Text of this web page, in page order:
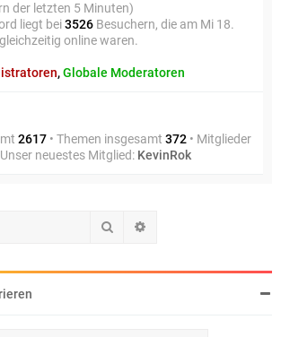
der letzten 5 Minuten)
liegt bei3526 Besuchern, die am Mi 18.
online waren.
,Globale Moderatoren
2617 • Themen insgesamt 372 • Mitglieder
Unser neuestes Mitglied: KevinRok
Suche